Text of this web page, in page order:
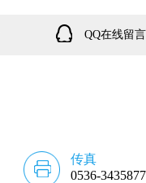
QQ在线留言
传真
0536-3435877